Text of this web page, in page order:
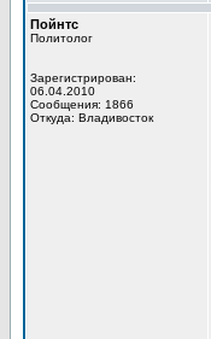
Пойнтс
Политолог
Зарегистрирован:
06.04.2010
Сообщения: 1866
Откуда: Владивосток